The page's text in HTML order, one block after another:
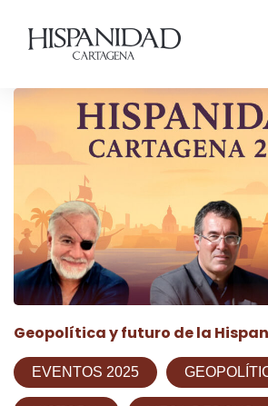
Geopolítica y futuro de la
EVENTOS 2025